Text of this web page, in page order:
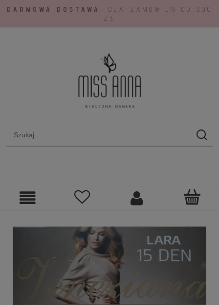
DARMOWA DOSTAWA:
DLA ZAMÓWIEŃ OD 300
ZŁ